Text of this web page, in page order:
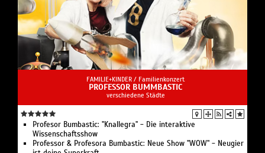
FAMILIE+KINDER / Familienkonzert
PROFESSOR BUMMBASTIC
verschiedene Städte
Profesor Bumbastic: "Knallegra" - Die interaktive
Wissenschaftsshow
Professor & Profesora Bumbastic: Neue Show "WOW" - Neugier